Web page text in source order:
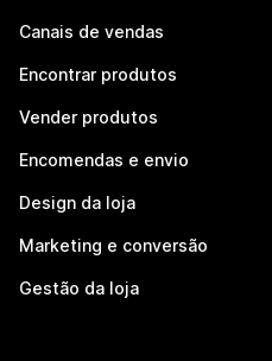
Canais de vendas
Encontrar produtos
Vender produtos
Encomendas e envio
Design da loja
Marketing e conversão
Gestão da loja